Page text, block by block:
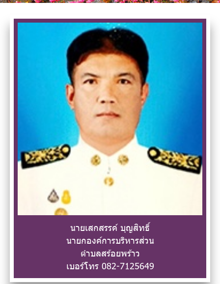
นายเสกสรรค์ บุญสิทธิ์
นายกองค์การบริหารส่วน
ตำบลสร้อยพร้าว
เบอร์โทร 082-7125649